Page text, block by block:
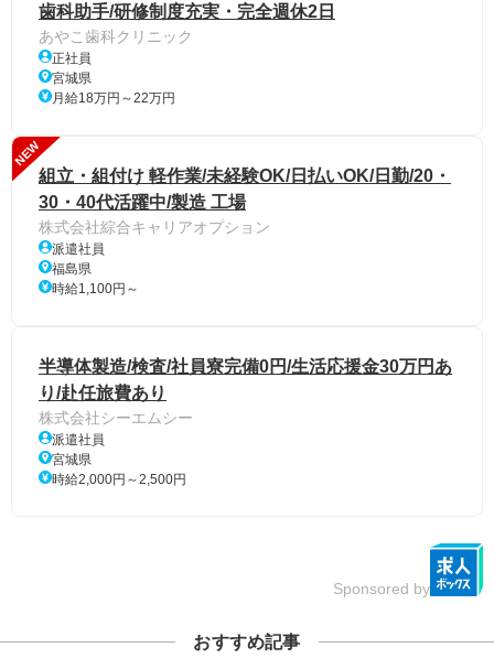
歯科助手/研修制度充実・完全週休2日
あやこ歯科クリニック
正社員
宮城県
月給18万円～22万円
NEW
組立・組付け 軽作業/未経験OK/日払いOK/日勤/20・
30・40代活躍中/製造 工場
株式会社綜合キャリアオプション
派遣社員
福島県
時給1,100円～
半導体製造/検査/社員寮完備0円/生活応援金30万円あ
り/赴任旅費あり
株式会社シーエムシー
派遣社員
宮城県
時給2,000円～2,500円
Sponsored by
おすすめ記事